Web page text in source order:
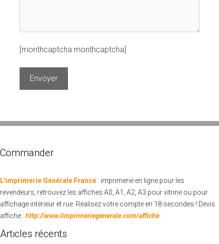
[monthcaptcha monthcaptcha]
Commander
L'imprimerie Générale France : imprimerie en ligne pour les
revendeurs, retrouvez les affiches A0, A1, A2, A3 pour vitrine ou pour
affichage intérieur et rue. Réalisez votre compte en 18 secondes ! Devis
affiche : http://www.limprimeriegenerale.com/affiche
Articles récents